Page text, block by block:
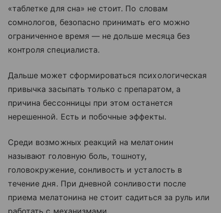
«таблетке для сна» не стоит. По словам
сомнологов, безопасно принимать его можно
ограниченное время — не дольше месяца без
контроля специалиста.
Дальше может сформироваться психологическая
привычка засыпать только с препаратом, а
причина бессонницы при этом останется
нерешенной. Есть и побочные эффекты.
Среди возможных реакций на мелатонин
называют головную боль, тошноту,
головокружение, сонливость и усталость в
течение дня. При дневной сонливости после
приема мелатонина не стоит садиться за руль или
работать с механизмами.